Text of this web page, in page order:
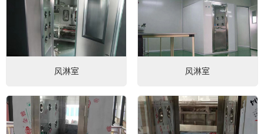
风淋室 风淋室
点击复制微信号